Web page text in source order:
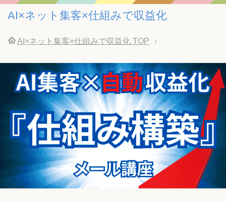
AI×ネット集客×仕組みで収益化
AI×ネット集客×仕組みで収益化 TOP